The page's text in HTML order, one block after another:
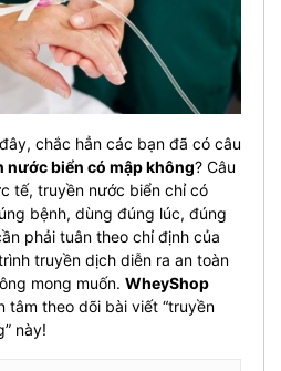
chắc hẳn các bạn đã có câu
nước biển có mập không? Câu
tế, truyền nước biển chỉ có
bệnh, dùng đúng lúc, đúng
phải tuân theo chỉ định của
truyền dịch diễn ra an toàn
mong muốn. WheyShop
tâm theo dõi bài viết “truyền
này!